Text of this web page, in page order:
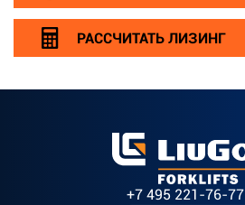
РАССЧИТАТЬ ЛИЗИНГ
+7 495 221-76-77